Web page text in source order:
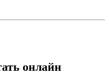
онлайн